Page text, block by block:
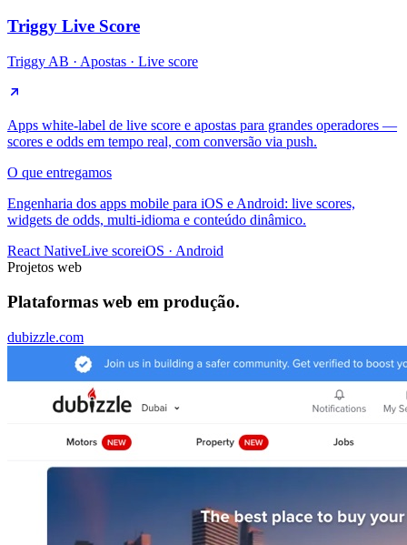
Triggy Live Score
Triggy AB · Apostas · Live score
Apps white-label de live score e apostas para grandes operadores —
scores e odds em tempo real, com conversão via push.
O que entregamos
Engenharia dos apps mobile para iOS e Android: live scores,
widgets de odds, multi-idioma e conteúdo dinâmico.
React NativeLive scoreiOS · Android
Projetos web
Plataformas web em produção.
dubizzle.com